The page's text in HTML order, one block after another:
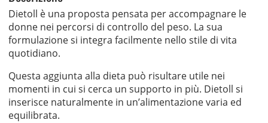
Dietoll è una proposta pensata per accompagnare le
donne nei percorsi di controllo del peso. La sua
formulazione si integra facilmente nello stile di vita
quotidiano.
Questa aggiunta alla dieta può risultare utile nei
momenti in cui si cerca un supporto in più. Dietoll si
inserisce naturalmente in un’alimentazione varia ed
equilibrata.